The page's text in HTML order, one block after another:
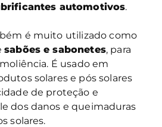
automotivos.
é muito utilizado como
sabões e sabonetes, para
É usado em
solares e pós solares
de proteção e
dos danos e queimaduras
solares.